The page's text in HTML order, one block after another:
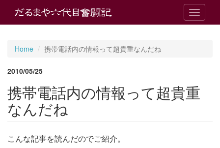
T
o
v
i
Home 携帯電話内の情報って超貴重なんだね
2010/05/25
携帯電話内の情報って超貴重
なんだね
こんな記事を読んだのでご紹介。